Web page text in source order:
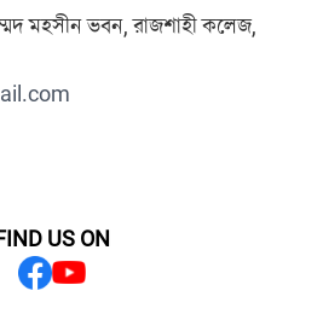
মহসীন ভবন, রাজশাহী কলেজ,
US ON